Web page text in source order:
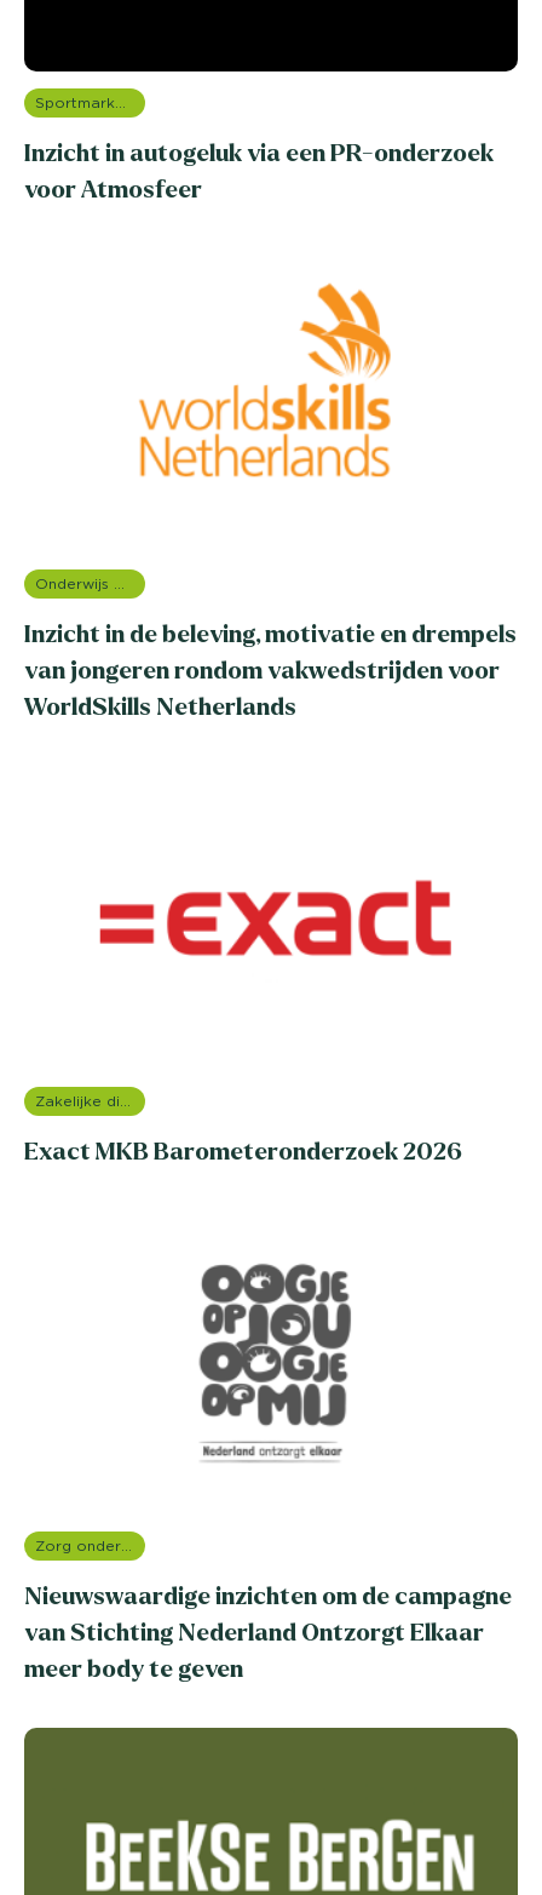
Sportmarketing onderzoek
Inzicht in autogeluk via een PR-onderzoek
voor Atmosfeer
Onderwijs onderzoek
Inzicht in de beleving, motivatie en drempels
van jongeren rondom vakwedstrijden voor
WorldSkills Netherlands
Zakelijke dienstverlening (B2B)
Exact MKB Barometeronderzoek 2026
Zorg onderzoek
Nieuwswaardige inzichten om de campagne
van Stichting Nederland Ontzorgt Elkaar
meer body te geven